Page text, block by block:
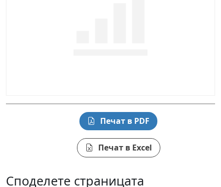
Печат в PDF
Печат в Excel
Споделете страницата